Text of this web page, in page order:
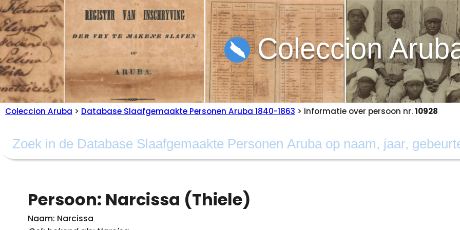
Coleccion
Coleccion Aruba > Database Slaafgemaakte Personen Aruba 1840-1863 > Informatie over persoon nr.10928
Persoon: Narcissa (Thiele)
Naam: Narcissa